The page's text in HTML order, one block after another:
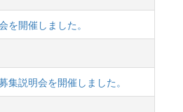
を開催しました。
集説明会を開催しました。